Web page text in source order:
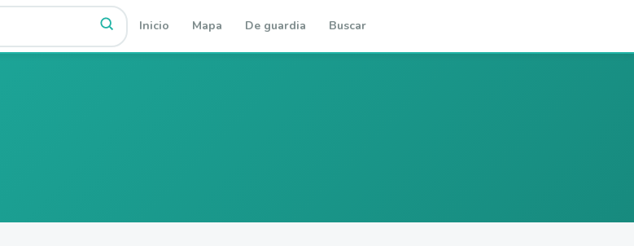
Inicio Mapa De guardia Buscar